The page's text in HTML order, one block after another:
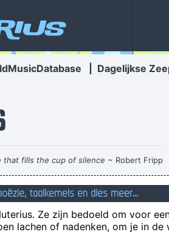
Dagelijkse
that fills the cup of silence ~ Robert Fripp
tanden zijn geel, mijn teennagels bruin.
nóg moet je niet zomaar in het wilde weg
beginnen ejaculeren
taalkemels en dies meer...
Ze zijn bedoeld om voor
lachen of nadenken, om je in de